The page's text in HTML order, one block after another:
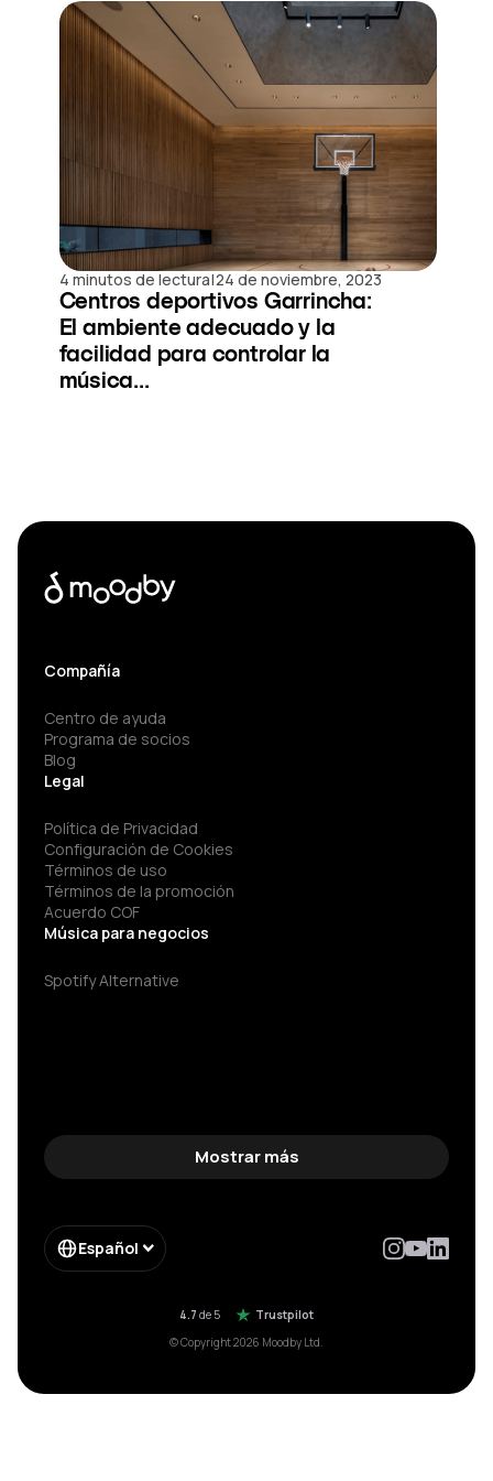
4 minutos de lectura|24 de noviembre, 2023
Centros deportivos Garrincha:
El ambiente adecuado y la
facilidad para controlar la
música...
Compañía
Centro de ayuda
Programa de socios
Blog
Legal
Política de Privacidad
Configuración de Cookies
Términos de uso
Términos de la promoción
Acuerdo COF
Música para negocios
Spotify Alternative
Mostrar más
Español
4.7 de 5
Trustpilot
© Copyright 2026 Moodby Ltd.